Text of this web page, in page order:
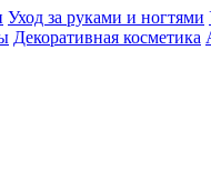
Уход за руками и ногтями
Декоративная косметика